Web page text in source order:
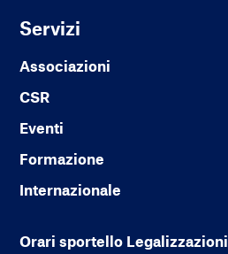
Servizi
Associazioni
CSR
Eventi
Formazione
Internazionale
Orari sportello Legalizzazioni